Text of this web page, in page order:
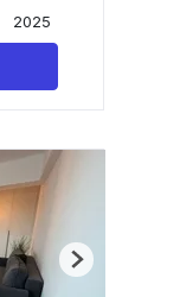
2025
Next